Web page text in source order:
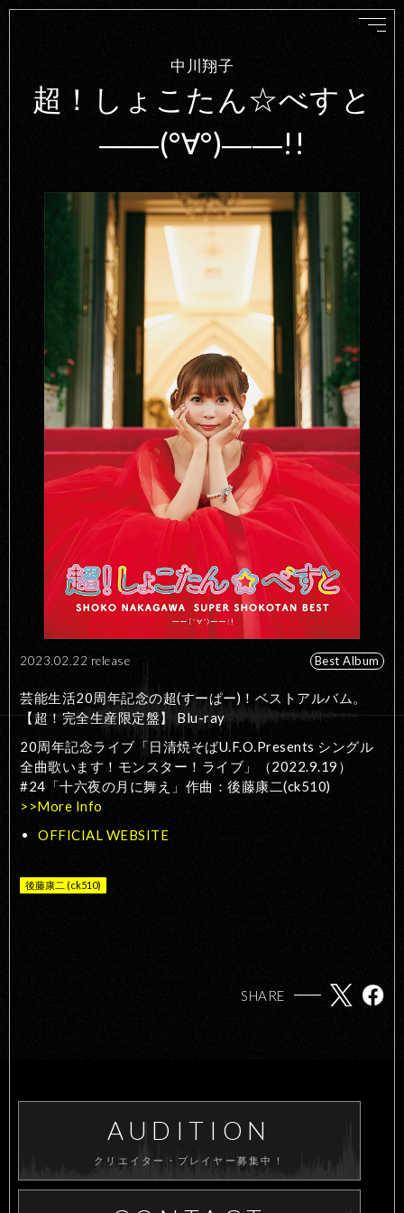
中川翔子
超！しょこたん☆べすと
――(°∀°)――!!
2023.02.22 release Best Album
芸能生活20周年記念の超(すーぱー)！ベストアルバム。
【超！完全生産限定盤】 Blu-ray
20周年記念ライブ「日清焼そばU.F.O.Presents シングル
全曲歌います！モンスター！ライブ」（2022.9.19）
#24「十六夜の月に舞え」作曲：後藤康二(ck510)
>>More Info
OFFICIAL WEBSITE
後藤康二 (ck510)
SHARE
AUDITION
クリエイター・プレイヤー募集中！